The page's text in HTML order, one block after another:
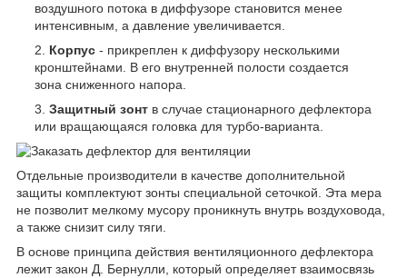
воздушного потока в диффузоре становится менее
интенсивным, а давление увеличивается.
Корпус - прикреплен к диффузору несколькими
кронштейнами. В его внутренней полости создается
зона сниженного напора.
Защитный зонт в случае стационарного дефлектора
или вращающаяся головка для турбо-варианта.
Отдельные производители в качестве дополнительной
защиты комплектуют зонты специальной сеточкой. Эта мера
не позволит мелкому мусору проникнуть внутрь воздуховода,
а также снизит силу тяги.
В основе принципа действия вентиляционного дефлектора
лежит закон Д. Бернулли, который определяет взаимосвязь